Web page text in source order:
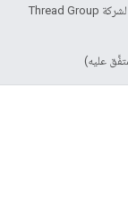
والعلامات التجارية ذات الصلة هي علامات تجارية مسجّلة تابعة لشركة Thread Group